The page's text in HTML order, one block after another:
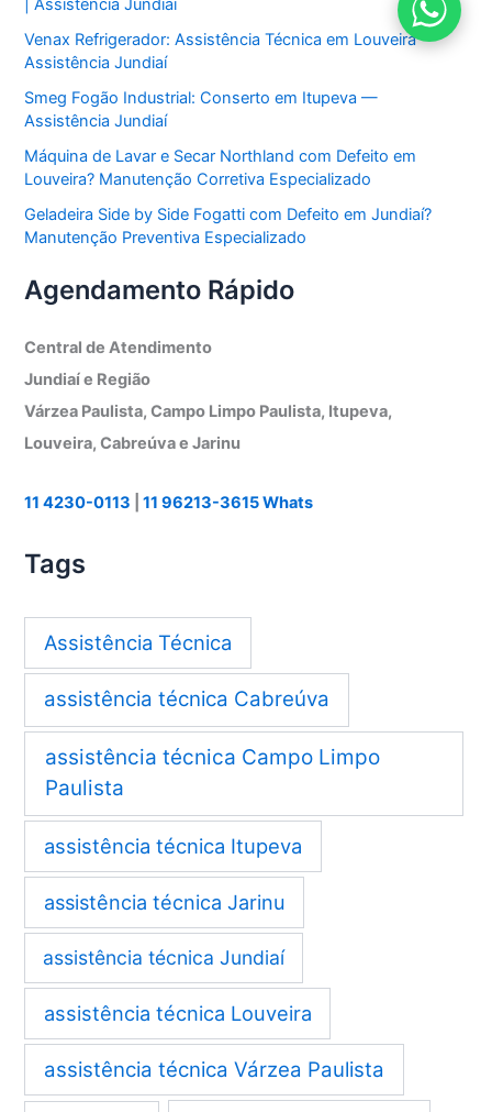
| Assistência Jundiaí
Venax Refrigerador: Assistência Técnica em Louveira —
Assistência Jundiaí
Smeg Fogão Industrial: Conserto em Itupeva —
Assistência Jundiaí
Máquina de Lavar e Secar Northland com Defeito em
Louveira? Manutenção Corretiva Especializado
Geladeira Side by Side Fogatti com Defeito em Jundiaí?
Manutenção Preventiva Especializado
Agendamento Rápido
Central de Atendimento
Jundiaí e Região
Várzea Paulista, Campo Limpo Paulista, Itupeva,
Louveira, Cabreúva e Jarinu
11 4230-0113 |11 96213-3615 Whats
Tags
Assistência Técnica
assistência técnica Cabreúva
assistência técnica Campo Limpo
Paulista
assistência técnica Itupeva
assistência técnica Jarinu
assistência técnica Jundiaí
assistência técnica Louveira
assistência técnica Várzea Paulista